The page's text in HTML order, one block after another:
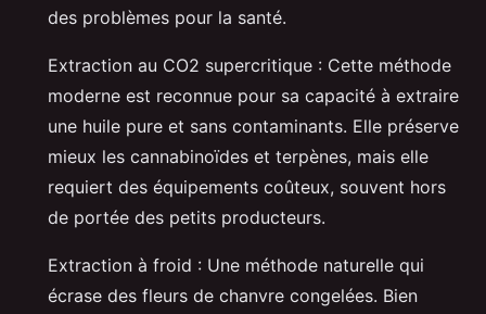
des problèmes pour la santé.
Extraction au CO2 supercritique : Cette méthode
moderne est reconnue pour sa capacité à extraire
une huile pure et sans contaminants. Elle préserve
mieux les cannabinoïdes et terpènes, mais elle
requiert des équipements coûteux, souvent hors
de portée des petits producteurs.
Extraction à froid : Une méthode naturelle qui
écrase des fleurs de chanvre congelées. Bien